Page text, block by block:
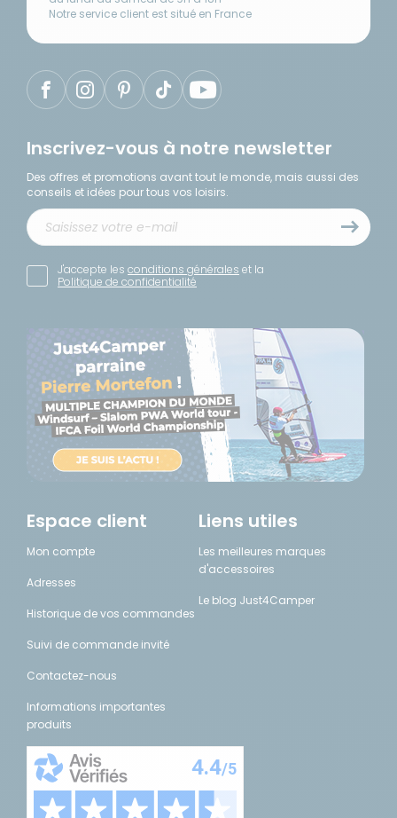
Notre service client est situé en France
Inscrivez-vous à notre newsletter
Des offres et promotions avant tout le monde, mais aussi des
conseils et idées pour tous vos loisirs.
J'accepte les conditions générales et la
Politique de confidentialité
Espace client
Mon compte
Adresses
Historique de vos commandes
Suivi de commande invité
Contactez-nous
Informations importantes
produits
Liens utiles
Les meilleures marques
d'accessoires
Le blog Just4Camper